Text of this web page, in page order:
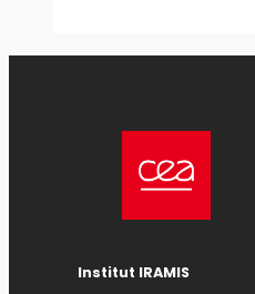
Institut IRAMIS